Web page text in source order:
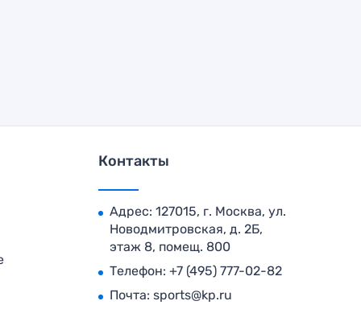
Контакты
Адрес: 127015, г. Москва, ул.
Новодмитровская, д. 2Б,
этаж 8, помещ. 800
Телефон: +7 (495) 777-02-82
Почта: sports@kp.ru